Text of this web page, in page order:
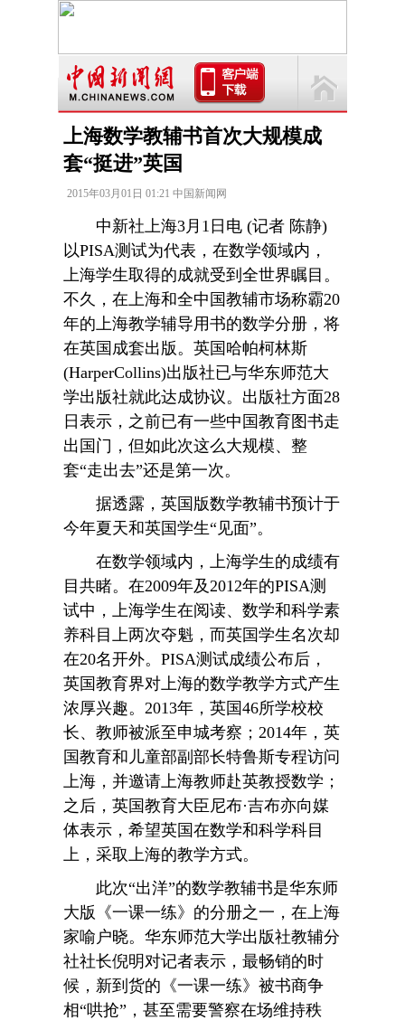
上海数学教辅书首次大规模成
套“挺进”英国
2015年03月01日 01:21 中国新闻网
中新社上海3月1日电 (记者 陈静)
以PISA测试为代表，在数学领域内，
上海学生取得的成就受到全世界瞩目。
不久，在上海和全中国教辅市场称霸20
年的上海教学辅导用书的数学分册，将
在英国成套出版。英国哈帕柯林斯
(HarperCollins)出版社已与华东师范大
学出版社就此达成协议。出版社方面28
日表示，之前已有一些中国教育图书走
出国门，但如此次这么大规模、整
套“走出去”还是第一次。
据透露，英国版数学教辅书预计于
今年夏天和英国学生“见面”。
在数学领域内，上海学生的成绩有
目共睹。在2009年及2012年的PISA测
试中，上海学生在阅读、数学和科学素
养科目上两次夺魁，而英国学生名次却
在20名开外。PISA测试成绩公布后，
英国教育界对上海的数学教学方式产生
浓厚兴趣。2013年，英国46所学校校
长、教师被派至申城考察；2014年，英
国教育和儿童部副部长特鲁斯专程访问
上海，并邀请上海教师赴英教授数学；
之后，英国教育大臣尼布·吉布亦向媒
体表示，希望英国在数学和科学科目
上，采取上海的教学方式。
此次“出洋”的数学教辅书是华东师
大版《一课一练》的分册之一，在上海
家喻户晓。华东师范大学出版社教辅分
社社长倪明对记者表示，最畅销的时
候，新到货的《一课一练》被书商争
相“哄抢”，甚至需要警察在场维持秩